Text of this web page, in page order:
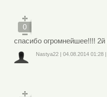
0
спасибо огромнейшее!!!! 2й
Nastya22 |04.08.2014 01:28